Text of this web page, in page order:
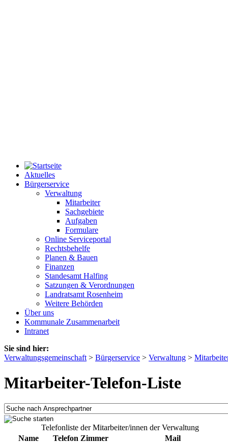
Aktuelles
Bürgerservice
Verwaltung
Mitarbeiter
Sachgebiete
Aufgaben
Formulare
Online Serviceportal
Rechtsbehelfe
Planen & Bauen
Finanzen
Standesamt Halfing
Satzungen & Verordnungen
Landratsamt Rosenheim
Weitere Behörden
Über uns
Kommunale Zusammenarbeit
Intranet
Sie sind hier:
Verwaltungsgemeinschaft > Bürgerservice > Verwaltung >
Mitarbeiter-Telefon-Liste
Telefonliste der Mitarbeiter/innen der Verwaltung
Name
Telefon Zimmer
Mail